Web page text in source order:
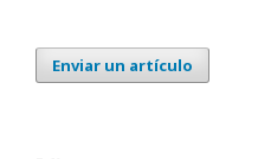
Enviar un artículo